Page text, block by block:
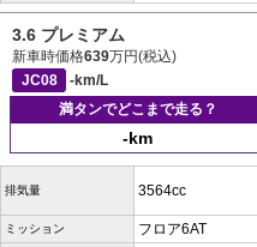
3.6 プレミアム
新車時価格639万円(税込)
JC08
-km/L
満タンでどこまで走る？
-km
排気量 3564cc
ミッション フロア6AT